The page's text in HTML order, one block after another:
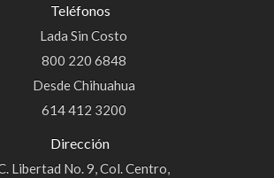
Teléfonos
Lada Sin Costo
800 220 6848
Desde Chihuahua
614 412 3200
Dirección
Libertad No. 9, Col. Centro,